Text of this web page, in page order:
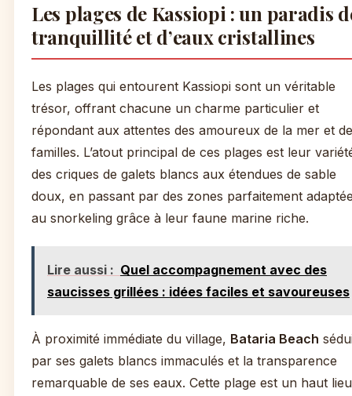
Les plages de Kassiopi : un paradis
tranquillité et d’eaux cristallines
Les plages qui entourent Kassiopi sont un véritable
trésor, offrant chacune un charme particulier et
répondant aux attentes des amoureux de la mer et
familles. L’atout principal de ces plages est leur
des criques de galets blancs aux étendues de sable
doux, en passant par des zones parfaitement
au snorkeling grâce à leur faune marine riche.
Lire aussi : Quel accompagnement avec des
saucisses grillées : idées faciles et savoureuses
À proximité immédiate du village, Bataria Beach
par ses galets blancs immaculés et la transparence
remarquable de ses eaux. Cette plage est un haut lieu